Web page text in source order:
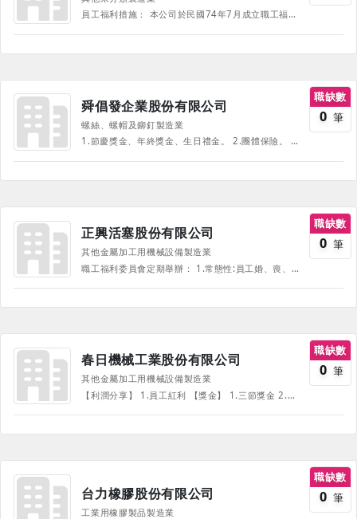
員工福利措施： 本公司於民國74年7月成立職工福利委員會，委員會除事業單位指定一人為當然委員外，其餘委員由職工推選代表擔任，委員會每三年改選一次，委員會下設專任幹事員，專責辦理福委會日常行政工作。 此外，公司並設有健康衛生總處，特別針對員工及員工眷屬的健康促進與健康照護，提供一系列的福利措施。 目前本公司推動之福利措施如下： 安全及健康的飲食服務：設置員工餐廳及食安檢測中心。 全方位員工健康管理： 健康促進：舉辦專題演講、減重活動及設置盲胞按摩服務等。 健康照護：年度健康檢查及牙齒保健等。 健康諮詢：物理師、營養師等醫療諮詢，照顧員工安全與健康。 文康娛樂活動：建置員工健身房。 員工生活服務方案(EAPC)：提供員工心理、財務及法律等諮詢服務。 多樣的員工福利方案： 員工團體保險。 員工社團活動補助。 員工教育訓練補助。 贈送員工生日、節慶禮品(禮金)等。 年終活動與摸彩。 員工結婚禮金及喪葬慰問金。 鼓勵員工生育(含員工配偶)，補助生養育津貼外，並針對懷孕女性員工提供交通補助、孕婦禮遇等照護措施。
舜倡發企業股份有限公司
螺絲、螺帽及鉚釘製造業
1.節慶獎金、年終獎金、生日禮金。 2.團體保險。 3.員工制服、健康檢查及汽/機車停車場。 4.結婚禮金、生育補助、子女教育獎助學金。 5.定期舉辦員工旅遊、福委會自強活動。 6.完善的教育訓練及升遷管道制度。
職缺數
0 筆
正興活塞股份有限公司
其他金屬加工用機械設備製造業
職工福利委員會定期舉辦： 1.常態性:員工婚、喪、喜、慶、.新居、慶生、生育、住院慰問及急 難救助。 2.不定期:舉辦國內、外旅遊。 3.常態性:端午.中秋節慶禮品發放。 4.符合勞基法、公司優惠退休制度完善。 5.員工自強聯誼活動。 6.年度免費投保員工意外保險及門診.住院醫療給付保險。 7.教育訓練：職前訓練、在職訓練、知能訓練。
職缺數
0 筆
春日機械工業股份有限公司
其他金屬加工用機械設備製造業
【利潤分享】 1.員工紅利 【獎金】 1.三節獎金 2.年終獎金 3.全勤獎金 4.員工提案獎金 【制度類】 1.免費提供員工制服 2.完善的員工教育訓練 【補助類】 1.員工餐廳(補助) 2.公務手機(依工作內容分配) 3.婚喪喜慶補助 4.生日禮券 5.國內(外)旅遊補助 6.住院慰問金 7.員工及子女獎助學金 【其他】 1.免費汽機車停車場 2.免費定期健康檢查 3.集團相關優惠：燦星旅遊折扣、不定期提供集團贊助球隊的主場球票(台鋼獵鷹籃球、雄鷹 棒球) 4.特約托兒服務機構收托員工子女 5.哺(集)乳室
職缺數
0 筆
台力橡膠股份有限公司
工業用橡膠製品製造業
職缺數
0 筆